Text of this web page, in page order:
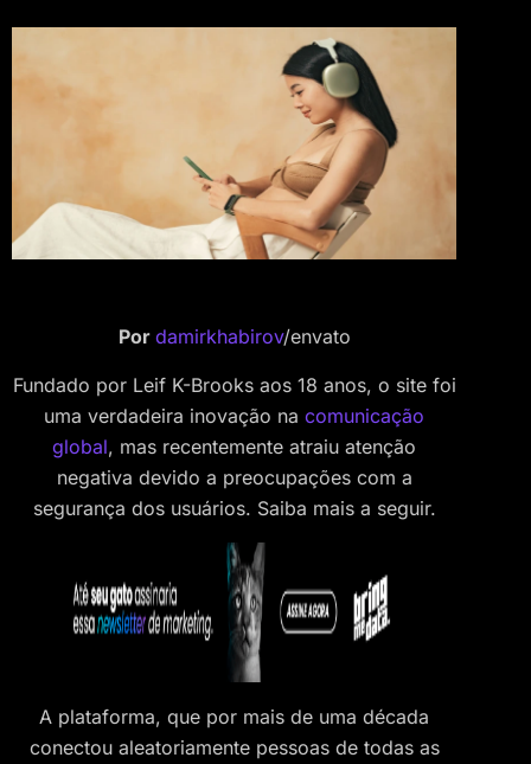
Por damirkhabirov/envato
Fundado por Leif K-Brooks aos 18 anos, o site foi
uma verdadeira inovação na comunicação
global, mas recentemente atraiu atenção
negativa devido a preocupações com a
segurança dos usuários. Saiba mais a seguir.
A plataforma, que por mais de uma década
conectou aleatoriamente pessoas de todas as